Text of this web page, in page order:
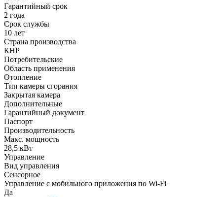
Гарантийный срок
2 года
Срок службы
10 лет
Страна производства
КНР
Потребительские
Область применения
Отопление
Тип камеры сгорания
Закрытая камера
Дополнительные
Гарантийный документ
Паспорт
Производительность
Макс. мощность
28,5 кВт
Управление
Вид управления
Сенсорное
Управление c мобильного приложения по Wi-Fi
Да